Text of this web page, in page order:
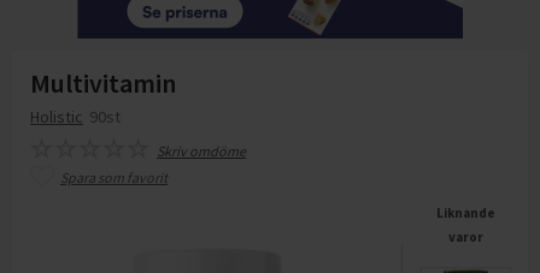
Multivitamin
Holistic 90st
Skriv omdöme
Spara som favorit
Liknande
varor